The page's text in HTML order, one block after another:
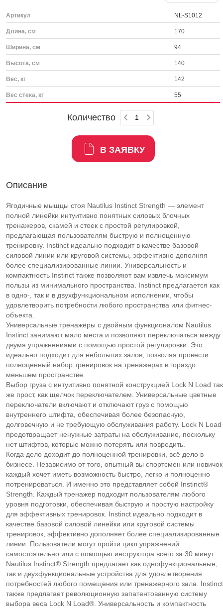
Артикул NL-S1012
Длина, см 170
Ширина, см 94
Высота, см 140
Вес, кг 142
Вес стека, кг 55
Количество
В ЗАЯВКУ
Описание
Ягодичные мыщцы стоя Nautilus Instinct Strength — элемент
полной линейки интуитивно понятных силовых блочных
тренажеров, скамей и стоек с простой регулировкой,
предлагающая пользователям быструю и полноценную
тренировку. Instinct идеально подходит в качестве базовой
силовой линии или круговой системы, эффективно дополняя
более специализированные линии. Универсальность и
компактность Instinct также позволяют вам извлечь максимум
пользы из минимального пространства. Instinct предлагается как
в одно-, так и в двухфункциональном исполнении, чтобы
удовлетворить потребности любого пространства или фитнес-
объекта.
Универсальные тренажёры с двойным функционалом Nautilus
Instinct занимают мало места и позволяют переключаться между
двумя упражнениями с помощью простой регулировки. Это
идеально подходит для небольших залов, позволяя провести
полноценный набор тренировок на тренажерах в гораздо
меньшем пространстве.
Выбор груза с интуитивно понятной конструкцией Lock N Load так
же прост, как щелчок переключателем. Универсальные цветные
переключатели включают и отключают груз с помощью
внутреннего штифта, обеспечивая более безопасную,
долговечную и не требующую обслуживания работу. Lock N Load
предотвращает ненужные затраты на обслуживание, поскольку
нет штифтов, которые можно потерять или повредить.
Когда дело доходит до полноценной тренировки, всё дело в
бизнесе. Независимо от того, опытный вы спортсмен или
каждый хочет иметь возможность быстро, легко и полноценно
потренироваться. И именно это представляет собой Instinct®
Strength. Каждый тренажер подходит пользователям любого
уровня подготовки, обеспечивая быструю и простую настройку
для эффективных тренировок. Instinct идеально подходит в
качестве базовой силовой линейки или круговой системы
тренировок, эффективно дополняет более специализированные
линии. Пользователи могут пройти цикл упражнений
самостоятельно или с помощью инструктора всего за 30 минут.
Nautilus Instinct® Strength предлагает как однофункциональные,
так и двухфункциональные устройства для удовлетворения
потребностей любого помещения или тренажерного зала. Instinct
также предлагает революционную запатентованную систему
выбора веса Lock N Load®. Универсальность и компактность